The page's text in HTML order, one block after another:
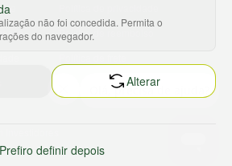
Política de reembolso
não foi concedida. Permita o
do navegador.
Alterar
Prefiro definir depois